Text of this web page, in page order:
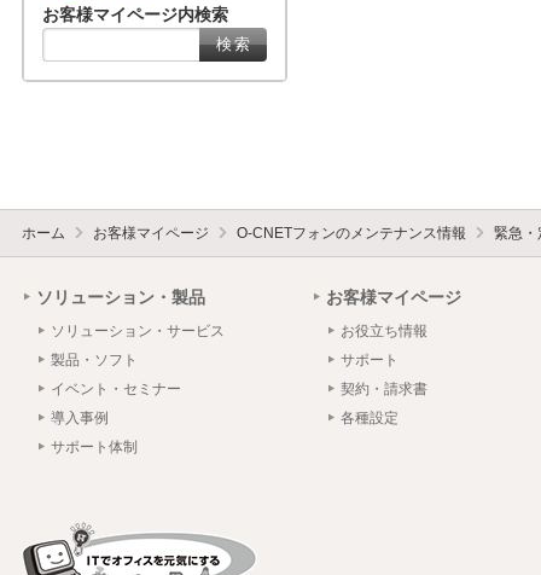
お客様マイページ内検索
ホーム お客様マイページ O-CNETフォンのメンテナンス情報 緊急・
ソリューション・製品
ソリューション・サービス
製品・ソフト
イベント・セミナー
導入事例
サポート体制
お客様マイページ
お役立ち情報
サポート
契約・請求書
各種設定